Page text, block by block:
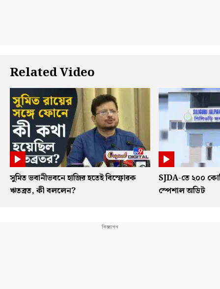
Related Video
সুমিত ভবানীভবনে হাজির হতেই বিস্ফোরক
ঋতব্রত, কী বললেন?
SJDA-তে ২০০
স্পেশাল অডিট